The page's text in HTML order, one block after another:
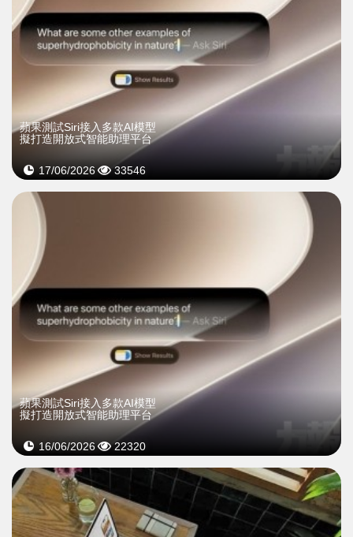
蘋果測試Siri接入多款AI模型
擬打造開放式智能助理平台
17/06/2026 33546
蘋果測試Siri接入多款AI模型
擬打造開放式智能助理平台
16/06/2026 22320